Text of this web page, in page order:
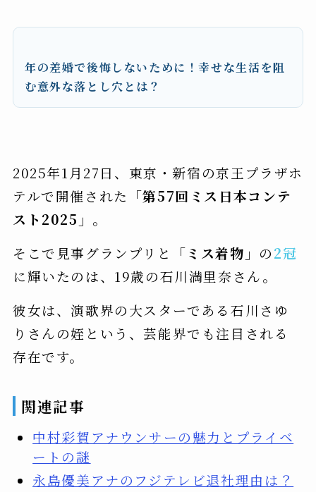
年の差婚で後悔しないために！幸せな生活を阻
む意外な落とし穴とは？
2025年1月27日、東京・新宿の京王プラザホ
テルで開催された 「第57回ミス日本コンテ
スト2025」 。
そこで見事グランプリと
「ミス着物」 の2冠
に輝いたのは、19歳の石川満里奈さん。
彼女は、演歌界の大スターである石川さゆ
りさんの姪という、芸能界でも注目される
存在です。
関連記事
中村彩賀アナウンサーの魅力とプライベ
ートの謎
永島優美アナのフジテレビ退社理由は？